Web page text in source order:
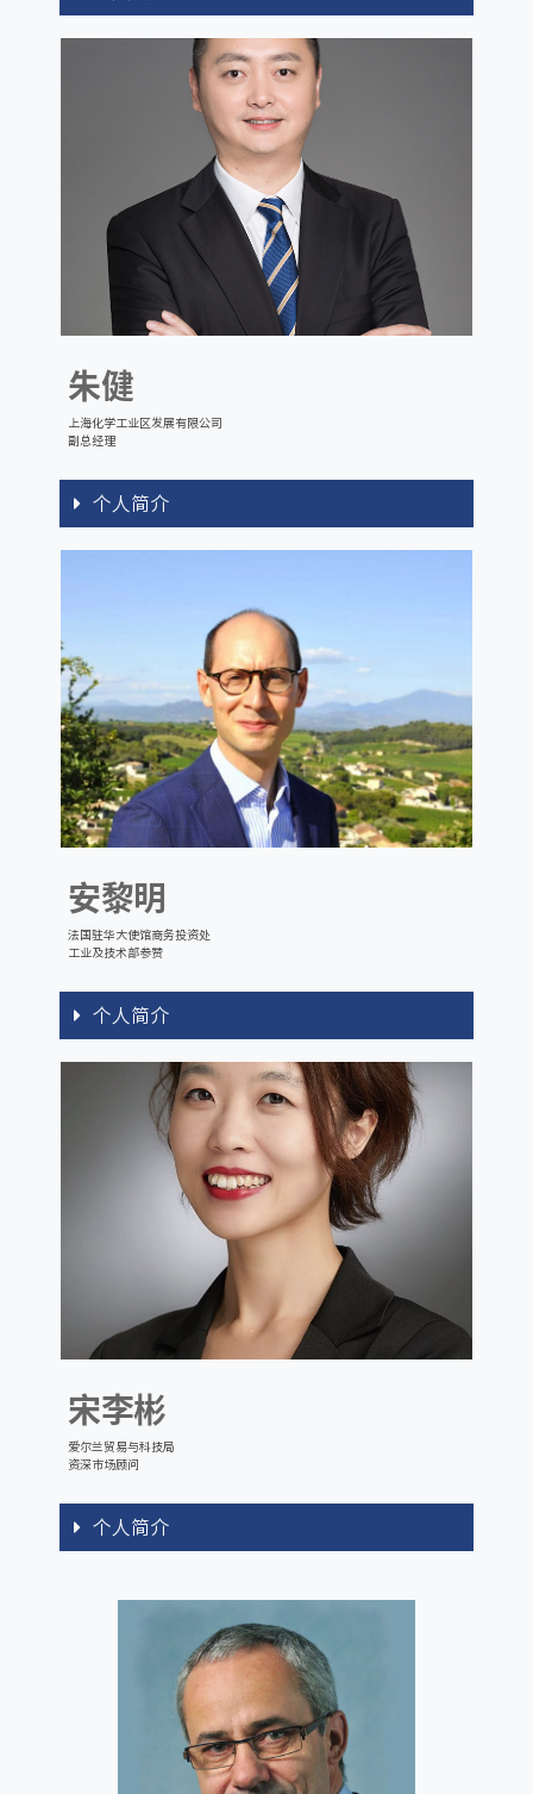
朱健
上海化学工业区发展有限公司
副总经理
个人简介
安黎明
法国驻华大使馆商务投资处
工业及技术部参赞
个人简介
宋李彬
爱尔兰贸易与科技局
资深市场顾问
个人简介